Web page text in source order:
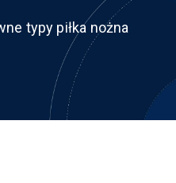
typy piłka nożna